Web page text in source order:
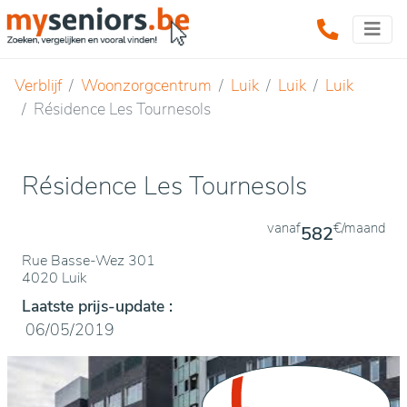
Verblijf Woonzorgcentrum Luik Luik
Luik
Résidence Les Tournesols
Résidence Les Tournesols
Rue Basse-Wez 301
4020 Luik
vanaf582€/maand
Laatste prijs-update :
06/05/2019